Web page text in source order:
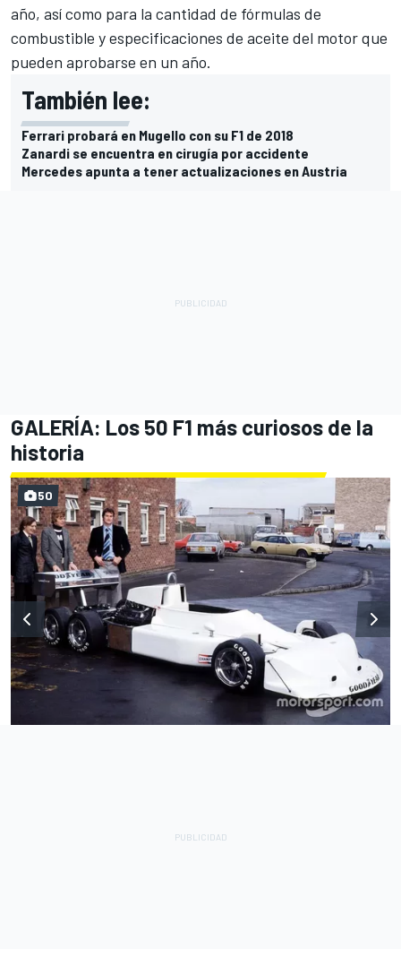
año, así como para la cantidad de fórmulas de
combustible y especificaciones de aceite del motor que
pueden aprobarse en un año.
También lee:
Ferrari probará en Mugello con su F1 de 2018
Zanardi se encuentra en cirugía por accidente
Mercedes apunta a tener actualizaciones en Austria
GALERÍA: Los 50 F1 más curiosos de la
historia
50